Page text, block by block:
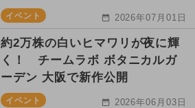
イベント 2026年07月01日
約2万株の白いヒマワリが夜に輝
く！ チームラボ ボタニカルガ
ーデン 大阪で新作公開
イベント 2026年06月03日